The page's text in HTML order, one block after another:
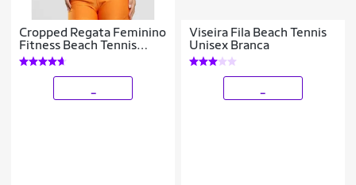
Cropped Regata Feminino
Fitness Beach Tennis
Tecido Dry
Viseira Fila Beach Tennis
Unisex Branca